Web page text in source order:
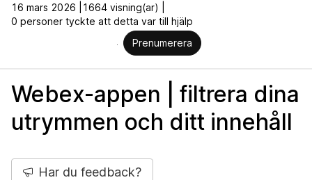
16 mars 2026 |
1664 visning(ar) |
0 personer tyckte att detta var till hjälp
Prenumerera
Webex-appen | filtrera dina
utrymmen och ditt innehåll
Har du feedback?